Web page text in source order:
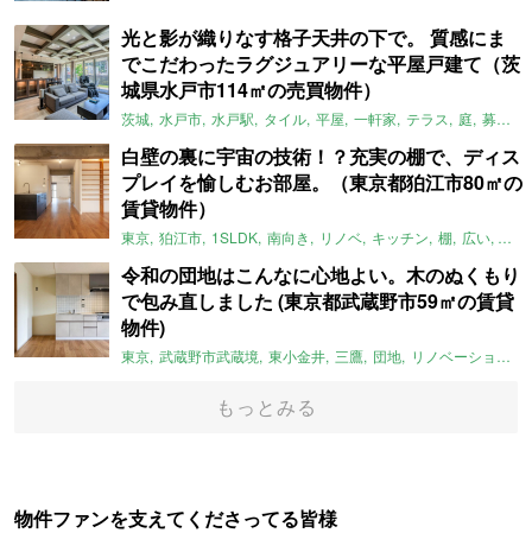
光と影が織りなす格子天井の下で。 質感にま
でこだわったラグジュアリーな平屋戸建て（茨
城県水戸市114㎡の売買物件）
茨城 水戸市 水戸駅 タイル 平屋 一軒家 テラス 庭 募集中
白壁の裏に宇宙の技術！？充実の棚で、ディス
プレイを愉しむお部屋。（東京都狛江市80㎡の
賃貸物件）
東京 狛江市 1SLDK 南向き リノベ キッチン 棚 広い ガイ
令和の団地はこんなに心地よい。木のぬくもり
で包み直しました (東京都武蔵野市59㎡の賃貸
物件)
東京 武蔵野市武蔵境 東小金井 三鷹 団地 リノベーション
もっとみる
物件ファンを支えてくださってる皆様